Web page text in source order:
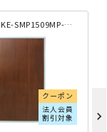
KE-SMP1509MP-WT
クーポン
法人会員
割引対象
chevron_right